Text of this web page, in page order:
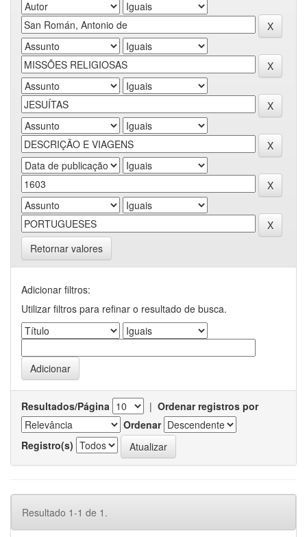
Retornar valores
Adicionar filtros:
Utilizar filtros para refinar o resultado de busca.
Resultados/Página | Ordenar registros por
Ordenar
Registro(s)
Resultado 1-1 de 1.